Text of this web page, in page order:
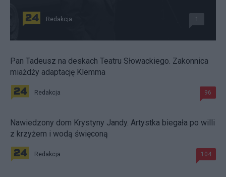
Redakcja 1
Pan Tadeusz na deskach Teatru Słowackiego. Zakonnica
miażdży adaptację Klemma
Redakcja 96
Nawiedzony dom Krystyny Jandy. Artystka biegała po willi
z krzyżem i wodą święconą
Redakcja 104